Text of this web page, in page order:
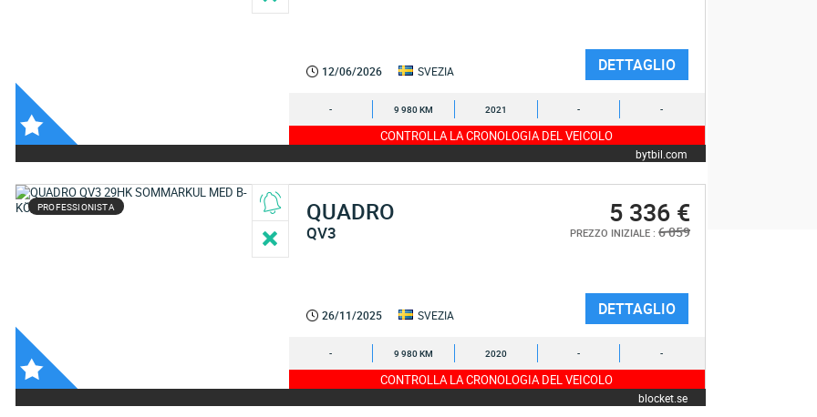
12/06/2026 SVEZIA DETTAGLIO
- 9 980 KM 2021 - -
CONTROLLA LA CRONOLOGIA DEL VEICOLO
bytbil.com
PROFESSIONISTA QUADRO
QV3
5 336 €
PREZZO INIZIALE : 6 059
26/11/2025 SVEZIA DETTAGLIO
- 9 980 KM 2020 - -
CONTROLLA LA CRONOLOGIA DEL VEICOLO
blocket.se